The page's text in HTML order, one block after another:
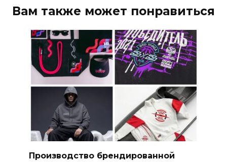
Вам также может понравиться
Производство брендированной